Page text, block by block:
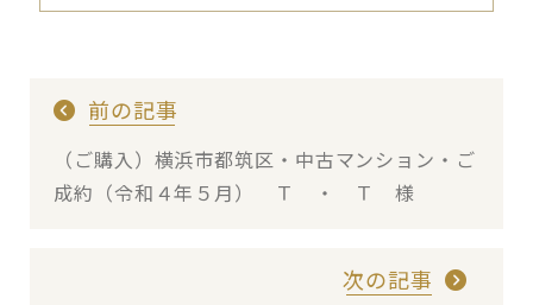
前の記事
（ご購入）横浜市都筑区・中古マンション・ご
成約（令和４年５月） Ｔ ・ Ｔ 様
次の記事